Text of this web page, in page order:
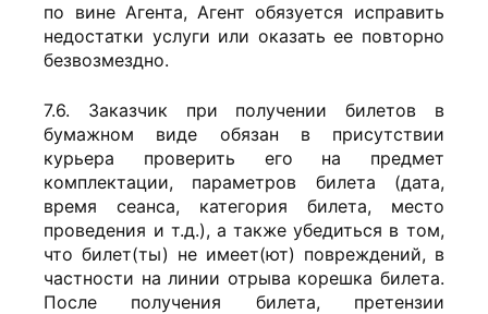
по вине Агента, Агент обязуется исправить
недостатки услуги или оказать ее повторно
безвозмездно.
7.6. Заказчик при получении билетов в
бумажном виде обязан в присутствии
курьера проверить его на предмет
комплектации, параметров билета (дата,
время сеанса, категория билета, место
проведения и т.д.), а также убедиться в том,
что билет(ты) не имеет(ют) повреждений, в
частности на линии отрыва корешка билета.
После получения билета, претензии